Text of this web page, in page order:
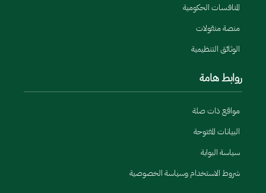
المنافسات الحكومية
منصة منقولات
الوثائق التنظيمية
روابط هامة
مواقع ذات صلة
البيانات المفتوحة
سياسة البوابة
شروط الاستخدام وسياسة الخصوصية